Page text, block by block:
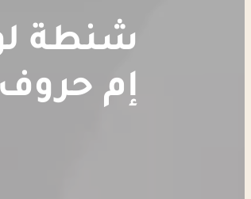
شنطة
إم حروف